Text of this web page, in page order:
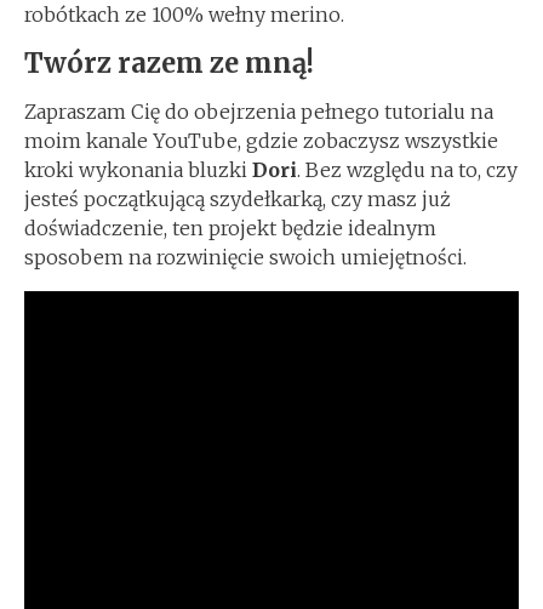
robótkach ze 100% wełny merino.
Twórz razem ze mną!
Zapraszam Cię do obejrzenia pełnego tutorialu na
moim kanale YouTube, gdzie zobaczysz wszystkie
kroki wykonania bluzki Dori. Bez względu na to, czy
jesteś początkującą szydełkarką, czy masz już
doświadczenie, ten projekt będzie idealnym
sposobem na rozwinięcie swoich umiejętności.